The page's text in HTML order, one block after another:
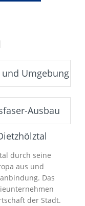
Umgebung
Ausbau
durch seine
aus und
Das
der Stadt.